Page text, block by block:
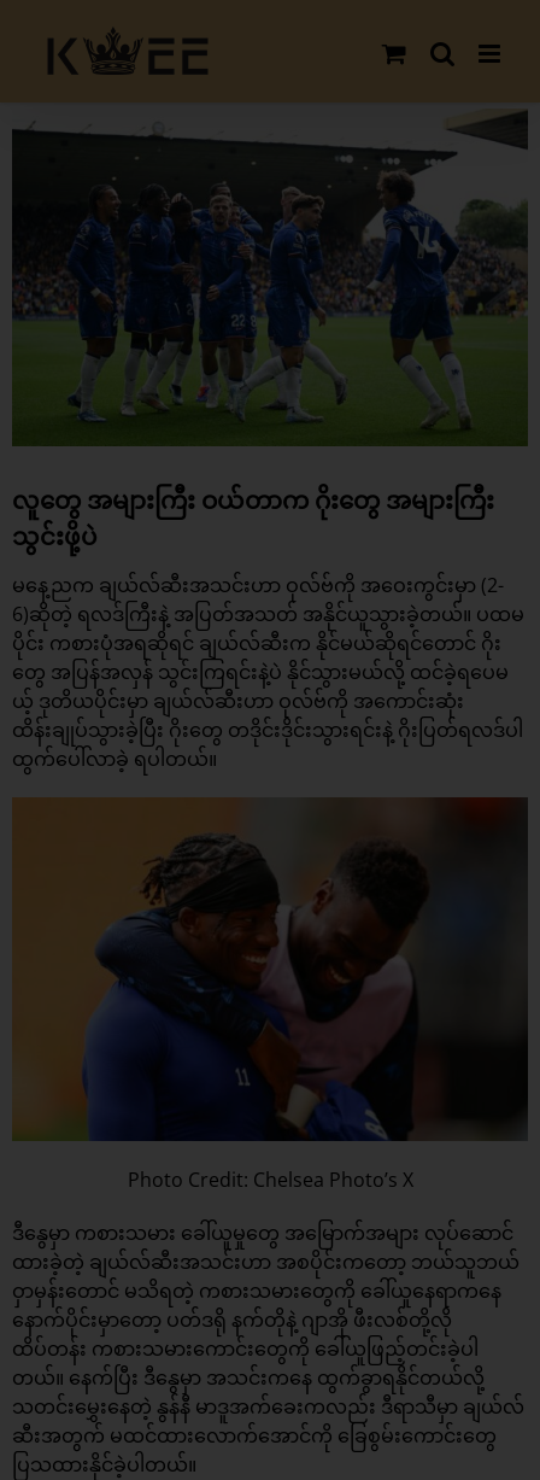
content
လူတွေ အများကြီး ဝယ်တာက ဂိုးတွေ အများကြီး
သွင်းဖို့ပဲ
မနေ့ညက ချယ်လ်ဆီးအသင်းဟာ ဝုလ်ဗ်ကို အဝေးကွင်းမှာ (2-
6)ဆိုတဲ့ ရလဒ်ကြီးနဲ့ အပြတ်အသတ် အနိုင်ယူသွားခဲ့တယ်။ ပထမ
ပိုင်း ကစားပုံအရဆိုရင် ချယ်လ်ဆီးက နိုင်မယ်ဆိုရင်တောင် ဂိုး
တွေ အပြန်အလှန် သွင်းကြရင်းနဲ့ပဲ နိုင်သွားမယ်လို့ ထင်ခဲ့ရပေမ
ယ့် ဒုတိယပိုင်းမှာ ချယ်လ်ဆီးဟာ ဝုလ်ဗ်ကို အကောင်းဆုံး
ထိန်းချုပ်သွားခဲ့ပြီး ဂိုးတွေ တဒိုင်းဒိုင်းသွားရင်းနဲ့ ဂိုးပြတ်ရလဒ်ပါ
ထွက်ပေါ်လာခဲ့ ရပါတယ်။
Photo Credit: Chelsea Photo’s X
ဒီနွေမှာ ကစားသမား ခေါ်ယူမှုတွေ အမြောက်အများ လုပ်ဆောင်
ထားခဲ့တဲ့ ချယ်လ်ဆီးအသင်းဟာ အစပိုင်းကတော့ ဘယ်သူဘယ်
ဝှာမှန်းတောင် မသိရတဲ့ ကစားသမားတွေကို ခေါ်ယူနေရာကနေ
နောက်ပိုင်းမှာတော့ ပတ်ဒရို နက်တိုနဲ့ ဂျာအို ဖီးလစ်တို့လို
ထိပ်တန်း ကစားသမားကောင်းတွေကို ခေါ်ယူဖြည့်တင်းခဲ့ပါ
တယ်။ နေက်ပြီး ဒီနွေမှာ အသင်းကနေ ထွက်ခွာရနိုင်တယ်လို့
သတင်းမွှေးနေတဲ့ နွန်နီ မာဒူအက်ခေးကလည်း ဒီရာသီမှာ ချယ်လ်
ဆီးအတွက် မထင်ထားလောက်အောင်ကို ခြေစွမ်းကောင်းတွေ
ပြသထားနိုင်ခဲ့ပါတယ်။